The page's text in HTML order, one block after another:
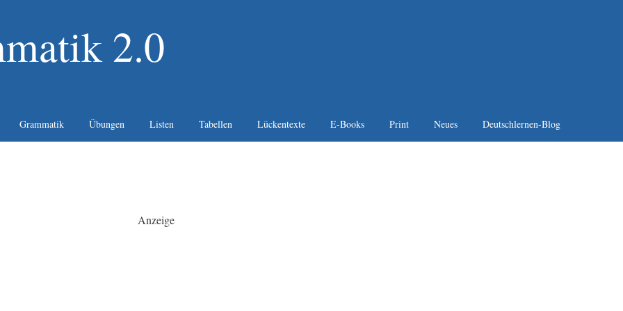
2.0
Grammatik Übungen Listen Tabellen Lückentexte E-Books Print Neues Deutschlernen-Blog
Anzeige